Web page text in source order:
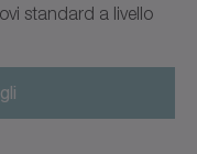
standard a livello